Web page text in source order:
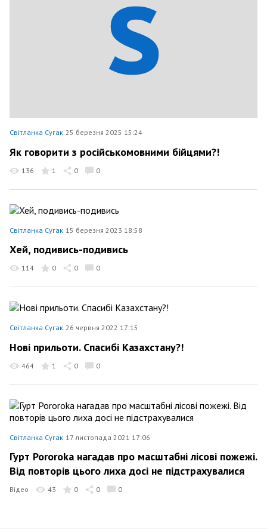
Світланка Сугак 25 березня 2025 15:24
Як говорити з російськомовними бійцями?!
136 1 0 0
Світланка Сугак 15 березня 2023 18:58
Хей, подивись-подивись
114 0 0 0
Світланка Сугак 26 червня 2022 17:15
Нові прильоти. Спасибі Казахстану?!
464 1 0 0
Світланка Сугак 17 листопада 2021 17:06
Гурт Pororoka нагадав про масштабні лісові пожежі.
Від повторів цього лиха досі не підстрахувалися
Відео 43 0 0 0